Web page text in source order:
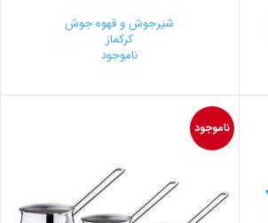
شیرجوش و قهوه جوش
کرکماز
ناموجود
ناموجود